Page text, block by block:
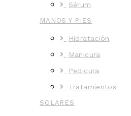
Sérum
MANOS Y PIES
Hidratación
Manicura
Pedicura
Tratamientos
SOLARES